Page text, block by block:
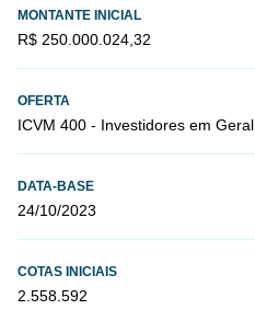
MONTANTE INICIAL
R$ 250.000.024,32
OFERTA
ICVM 400 - Investidores em Geral
DATA-BASE
24/10/2023
COTAS INICIAIS
2.558.592